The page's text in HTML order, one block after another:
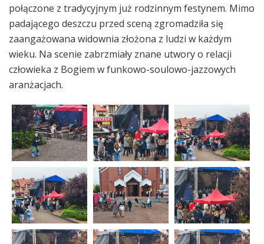
połączone z tradycyjnym już rodzinnym festynem. Mimo
padającego deszczu przed sceną zgromadziła się
zaangażowana widownia złożona z ludzi w każdym
wieku. Na scenie zabrzmiały znane utwory o relacji
człowieka z Bogiem w funkowo-soulowo-jazzowych
aranżacjach.